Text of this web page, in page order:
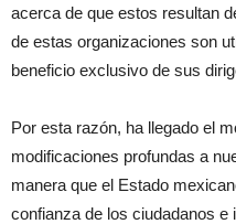
acerca de que estos resultan
de estas organizaciones son
beneficio exclusivo de sus
Por esta razón, ha llegado el
modificaciones profundas a
manera que el Estado
confianza de los ciudadanos